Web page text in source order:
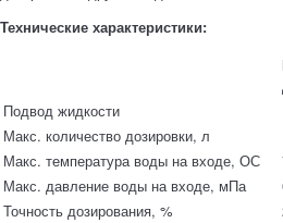
Технические характеристики:
Подвод жидкости
Макс. количество дозировки, л
Макс. температура воды на входе, ОС
Макс. давление воды на входе, мПа
Точность дозирования, %